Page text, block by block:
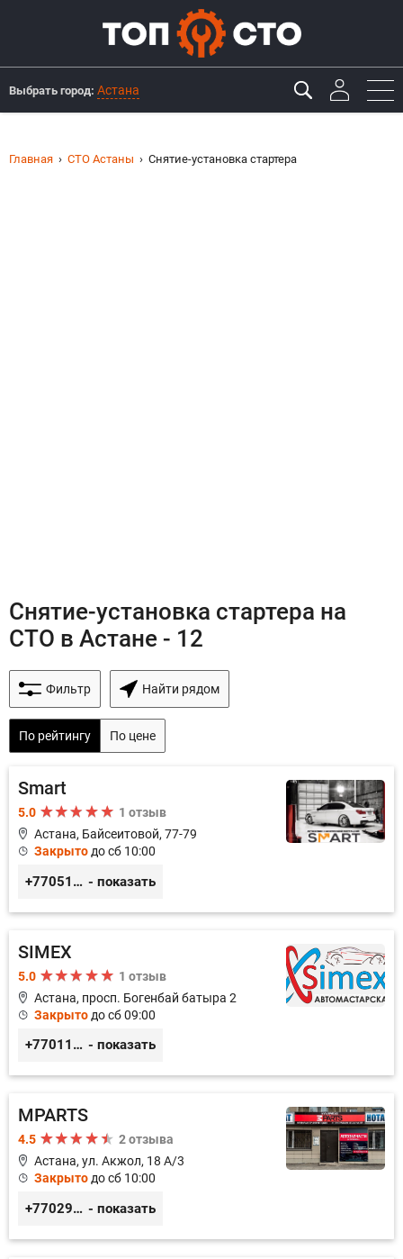
Выбрать город: Астана
Главная СТО Астаны Снятие-установка стартера
Снятие-установка стартера на
СТО в Астане - 12
Фильтр Найти рядом
По рейтингу По цене
Smart
5.0
1 отзыв
Астана, Байсеитовой, 77-79
Закрыто до сб 10:00
+77051092269 - показать
SIMEX
5.0
1 отзыв
Астана, просп. Богенбай батыра 2
Закрыто до сб 09:00
+77011248780 - показать
MPARTS
4.5
2 отзыва
Астана, ул. Акжол, 18 А/3
Закрыто до сб 10:00
+77029352979 - показать